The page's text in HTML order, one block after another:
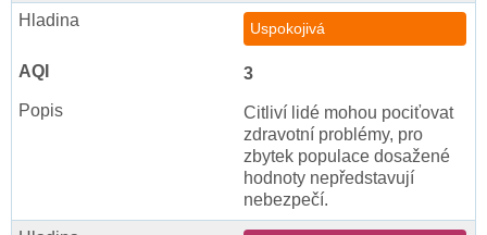
Uspokojivá
3
Citliví lidé mohou pociťovat
zdravotní problémy, pro
zbytek populace dosažené
hodnoty nepředstavují
nebezpečí.